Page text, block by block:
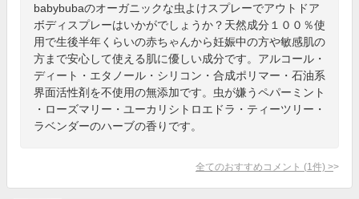
babybubaのオーガニックな虫よけスプレーでアウトドア
ボディスプレーはいかがでしょうか？天然成分１００％使
用で生後半年くらいの赤ちゃんから妊娠中の方や敏感肌の
方まで安心して使える肌に優しい成分です。アルコール・
ディート・エタノール・シリコン・合成ポリマー・石油系
界面活性剤を不使用の無添加です。虫が嫌うペパーミント
・ローズマリー・ユーカリシトロエドラ・ティーツリー・
ラベンダーのハーブの香りです。
全てのおすすめコメント (1 件) >